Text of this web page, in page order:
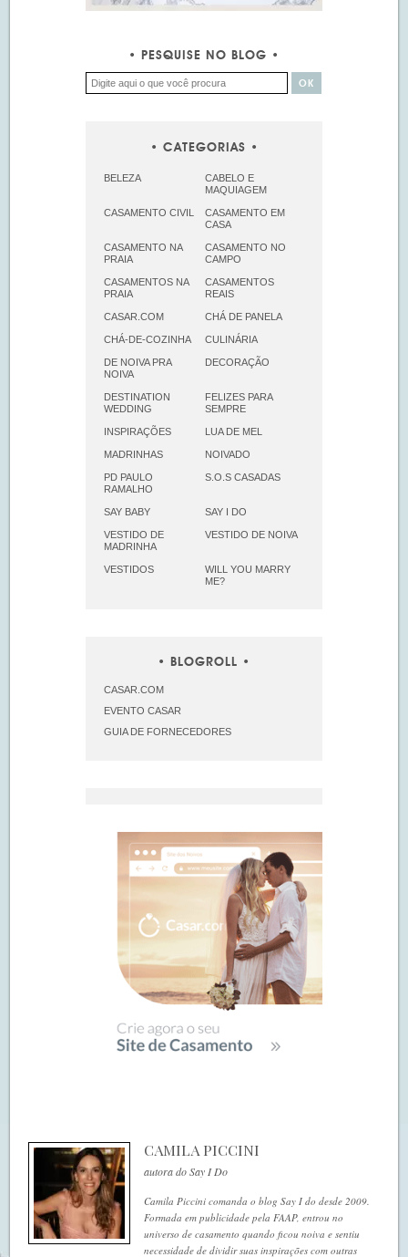
PESQUISE NO BLOG
CATEGORIAS
BELEZA
CABELO E
MAQUIAGEM
CASAMENTO CIVIL
CASAMENTO EM
CASA
CASAMENTO NA
PRAIA
CASAMENTO NO
CAMPO
CASAMENTOS NA
PRAIA
CASAMENTOS
REAIS
CASAR.COM CHÁ DE PANELA
CHÁ-DE-COZINHA CULINÁRIA
DE NOIVA PRA
NOIVA
DECORAÇÃO
DESTINATION
WEDDING
FELIZES PARA
SEMPRE
INSPIRAÇÕES LUA DE MEL
MADRINHAS NOIVADO
PD PAULO
RAMALHO
S.O.S CASADAS
SAY BABY SAY I DO
VESTIDO DE
MADRINHA
VESTIDO DE NOIVA
VESTIDOS
WILL YOU MARRY
ME?
BLOGROLL
CASAR.COM
EVENTO CASAR
GUIA DE FORNECEDORES
CAMILA PICCINI
autora do Say I Do
Camila Piccini comanda o blog Say I do desde 2009.
Formada em publicidade pela FAAP, entrou no
universo de casamento quando ficou noiva e sentiu
necessidade de dividir suas inspirações com outras